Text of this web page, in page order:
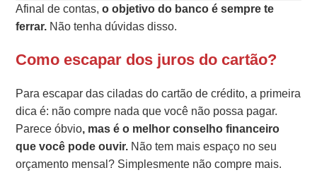
Afinal de contas,o objetivo do banco é sempre te
ferrar. Não tenha dúvidas disso.
Como escapar dos juros do cartão?
Para escapar das ciladas do cartão de crédito, a primeira
dica é: não compre nada que você não possa pagar.
Parece óbvio, mas é o melhor conselho financeiro
que você pode ouvir. Não tem mais espaço no seu
orçamento mensal? Simplesmente não compre mais.